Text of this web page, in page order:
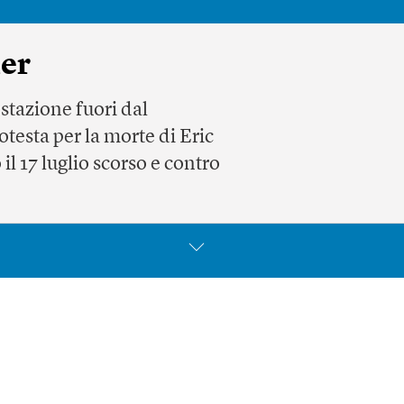
fuori dal
per la morte di Eric
17 luglio scorso e contro